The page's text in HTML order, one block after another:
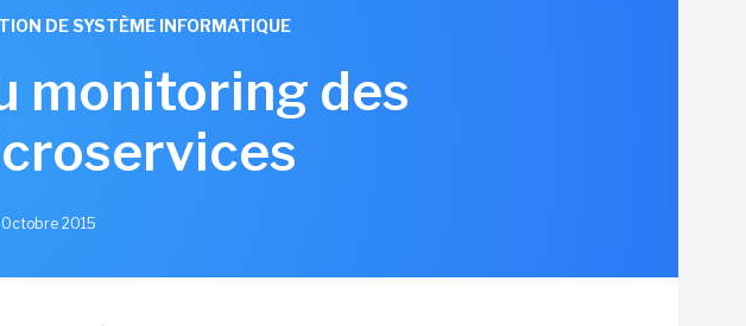
DE SYSTÈME INFORMATIQUE
monitoring des
2015